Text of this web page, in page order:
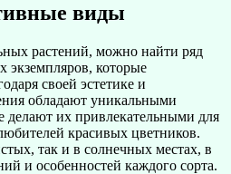
виды
растений, можно найти ряд
экземпляров, которые
своей эстетике и
обладают уникальными
делают их привлекательными для
красивых цветников.
так и в солнечных местах, в
и особенностей каждого сорта.